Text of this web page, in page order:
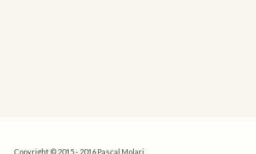
Copyright © 2015 - 2016 Pascal Molari